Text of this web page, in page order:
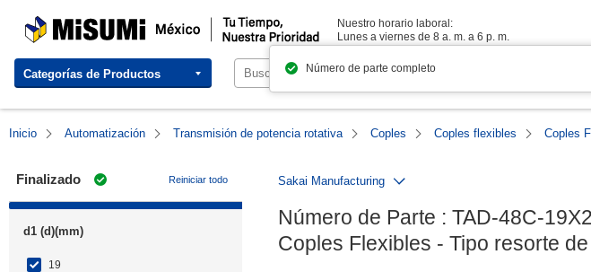
MISUMI México | Tu Tiempo, Nuestra Prioridad
Nuestro horario laboral:
Lunes a viernes de 8 a. m. a 6 p. m.
Categorías de Productos
Inicio Automatización Transmisión de potencia rotativa Coples Coples flexibles Coples
Finalizado Reiniciar todo
d1 (d)(mm)
19
Sakai Manufacturing
Número de Parte : TAD-48C-
Coples Flexibles - Tipo resorte
Número de parte completo